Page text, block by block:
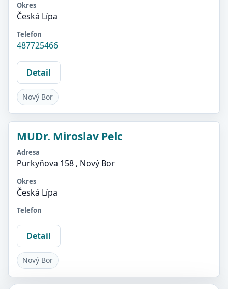
Okres
Česká Lípa
Telefon
487725466
Detail
Nový Bor
MUDr. Miroslav Pelc
Adresa
Purkyňova 158 , Nový Bor
Okres
Česká Lípa
Telefon
Detail
Nový Bor